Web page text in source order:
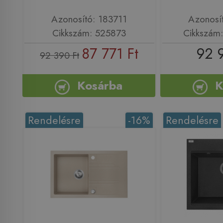
Azonosító: 183711
Cikkszám: 525873
92 390 Ft 87 771 Ft
Kosárba
92
-16%
Rendelésre Rendelésre